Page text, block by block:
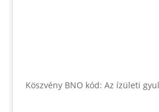
Köszvény BNO kód: Az ízületi